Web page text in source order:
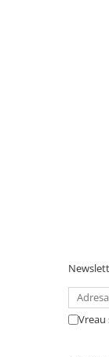
Sisteme pompare
Pompe pentru